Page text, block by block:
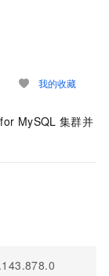
我的收藏
MySQL 集群并